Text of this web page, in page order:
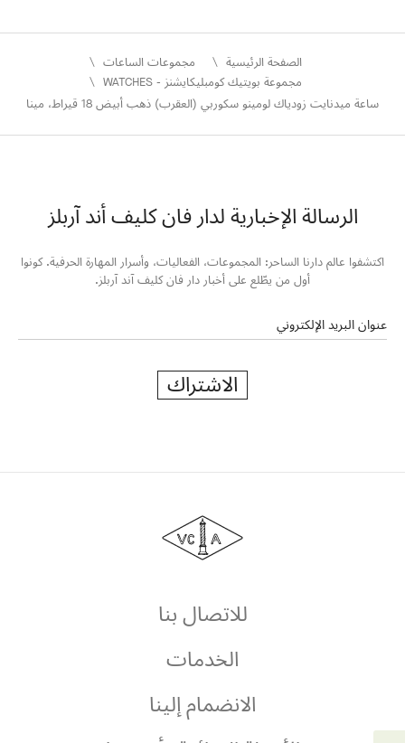
الصفحة الرئيسية
مجموعات الساعات
مجموعة بويتيك كومبليكايشنز - WATCHES
ساعة ميدنايت زودياك لومينو سكوربي (العقرب) ذهب أبيض 18 قيراط، مينا
الرسالة الإخبارية لدار فان كليف أند آربلز
اكتشفوا عالم دارنا الساحر: المجموعات، الفعاليات، وأسرار المهارة الحرفية. كونوا
أول من يطّلع على أخبار دار فان كليف آند آربلز.
عنوان البريد الإلكتروني
فان
كليف
آربلز
للاتصال بنا
الخدمات
الانضمام إلينا